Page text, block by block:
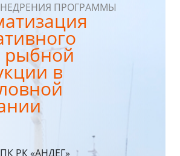
ПРОГРАММЫ
рыбной
в
РК «АНДЕГ»